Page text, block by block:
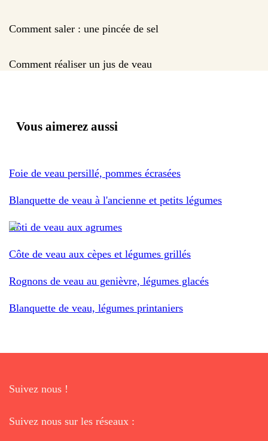
Comment saler : une pincée de sel
Comment réaliser un jus de veau
Vous aimerez aussi
Foie de veau persillé, pommes écrasées
Blanquette de veau à l'ancienne et petits légumes
Rôti de veau aux agrumes
Côte de veau aux cèpes et légumes grillés
Rognons de veau au genièvre, légumes glacés
Blanquette de veau, légumes printaniers
Suivez nous !
Suivez nous sur les réseaux :